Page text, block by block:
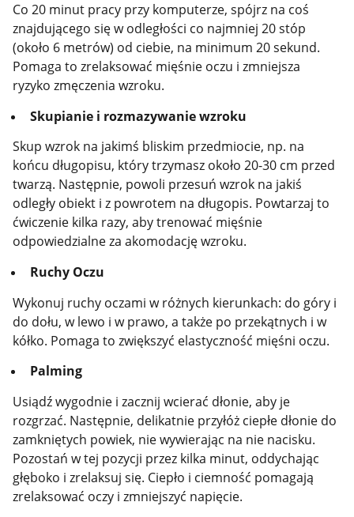
Co 20 minut pracy przy komputerze, spójrz na coś
znajdującego się w odległości co najmniej 20 stóp
(około 6 metrów) od ciebie, na minimum 20 sekund.
Pomaga to zrelaksować mięśnie oczu i zmniejsza
ryzyko zmęczenia wzroku.
Skupianie i rozmazywanie wzroku
Skup wzrok na jakimś bliskim przedmiocie, np. na
końcu długopisu, który trzymasz około 20-30 cm przed
twarzą. Następnie, powoli przesuń wzrok na jakiś
odległy obiekt i z powrotem na długopis. Powtarzaj to
ćwiczenie kilka razy, aby trenować mięśnie
odpowiedzialne za akomodację wzroku.
Ruchy Oczu
Wykonuj ruchy oczami w różnych kierunkach: do góry i
do dołu, w lewo i w prawo, a także po przekątnych i w
kółko. Pomaga to zwiększyć elastyczność mięśni oczu.
Palming
Usiądź wygodnie i zacznij wcierać dłonie, aby je
rozgrzać. Następnie, delikatnie przyłóż ciepłe dłonie do
zamkniętych powiek, nie wywierając na nie nacisku.
Pozostań w tej pozycji przez kilka minut, oddychając
głęboko i zrelaksuj się. Ciepło i ciemność pomagają
zrelaksować oczy i zmniejszyć napięcie.